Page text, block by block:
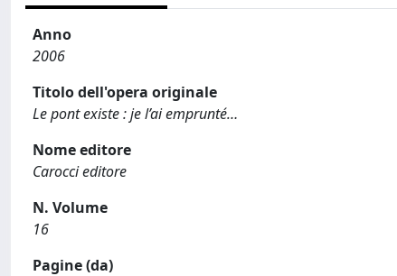
Anno
2006
Titolo dell'opera originale
Le pont existe : je l’ai emprunté…
Nome editore
Carocci editore
N. Volume
16
Pagine (da)